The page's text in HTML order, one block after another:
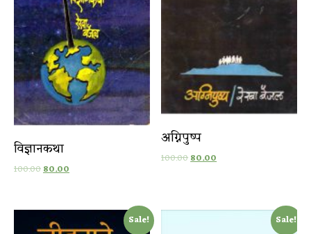
विज्ञानकथा
100.0080.00
अग्निपुष्प
100.0080.00
Sale! Sale!